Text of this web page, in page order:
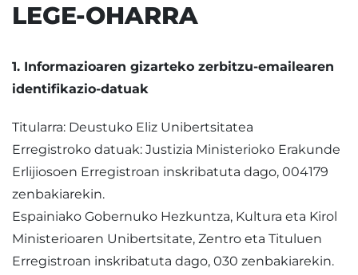
LEGE-OHARRA
1. Informazioaren gizarteko zerbitzu-emailearen
identifikazio-datuak
Titularra: Deustuko Eliz Unibertsitatea
Erregistroko datuak: Justizia Ministerioko Erakunde
Erlijiosoen Erregistroan inskribatuta dago, 004179
zenbakiarekin.
Espainiako Gobernuko Hezkuntza, Kultura eta Kirol
Ministerioaren Unibertsitate, Zentro eta Tituluen
Erregistroan inskribatuta dago, 030 zenbakiarekin.